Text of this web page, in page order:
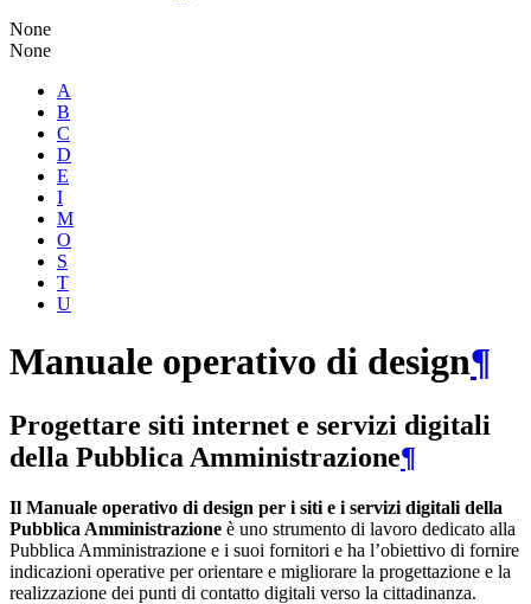
None
None
A
B
C
D
E
I
M
O
S
T
U
Manuale operativo di design¶
Progettare siti internet e servizi digitali
della Pubblica Amministrazione¶
Il Manuale operativo di design per i siti e i servizi digitali della
Pubblica Amministrazione è uno strumento di lavoro dedicato alla
Pubblica Amministrazione e i suoi fornitori e ha l’obiettivo di fornire
indicazioni operative per orientare e migliorare la progettazione e la
realizzazione dei punti di contatto digitali verso la cittadinanza.